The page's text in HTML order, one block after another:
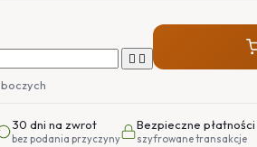
 
30 dni na zwrot
bez podania przyczyny
Bezpieczne płatności
szyfrowane transakcje